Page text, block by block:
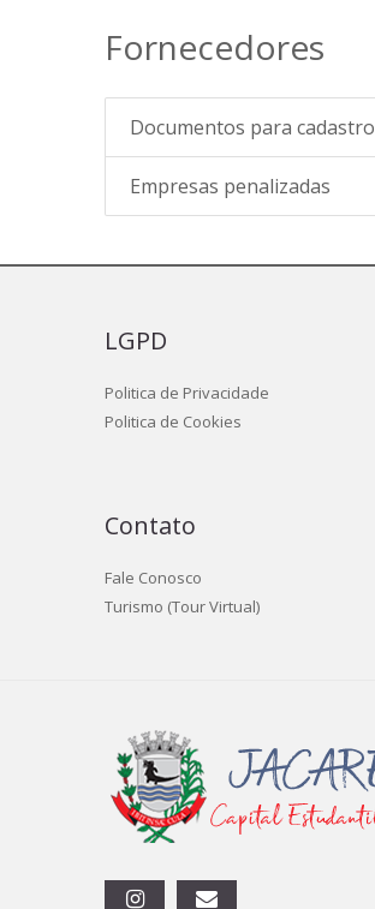
Fornecedores
Documentos para cadastro
Empresas penalizadas
LGPD
Politica de Privacidade
Politica de Cookies
Contato
Fale Conosco
Turismo (Tour Virtual)